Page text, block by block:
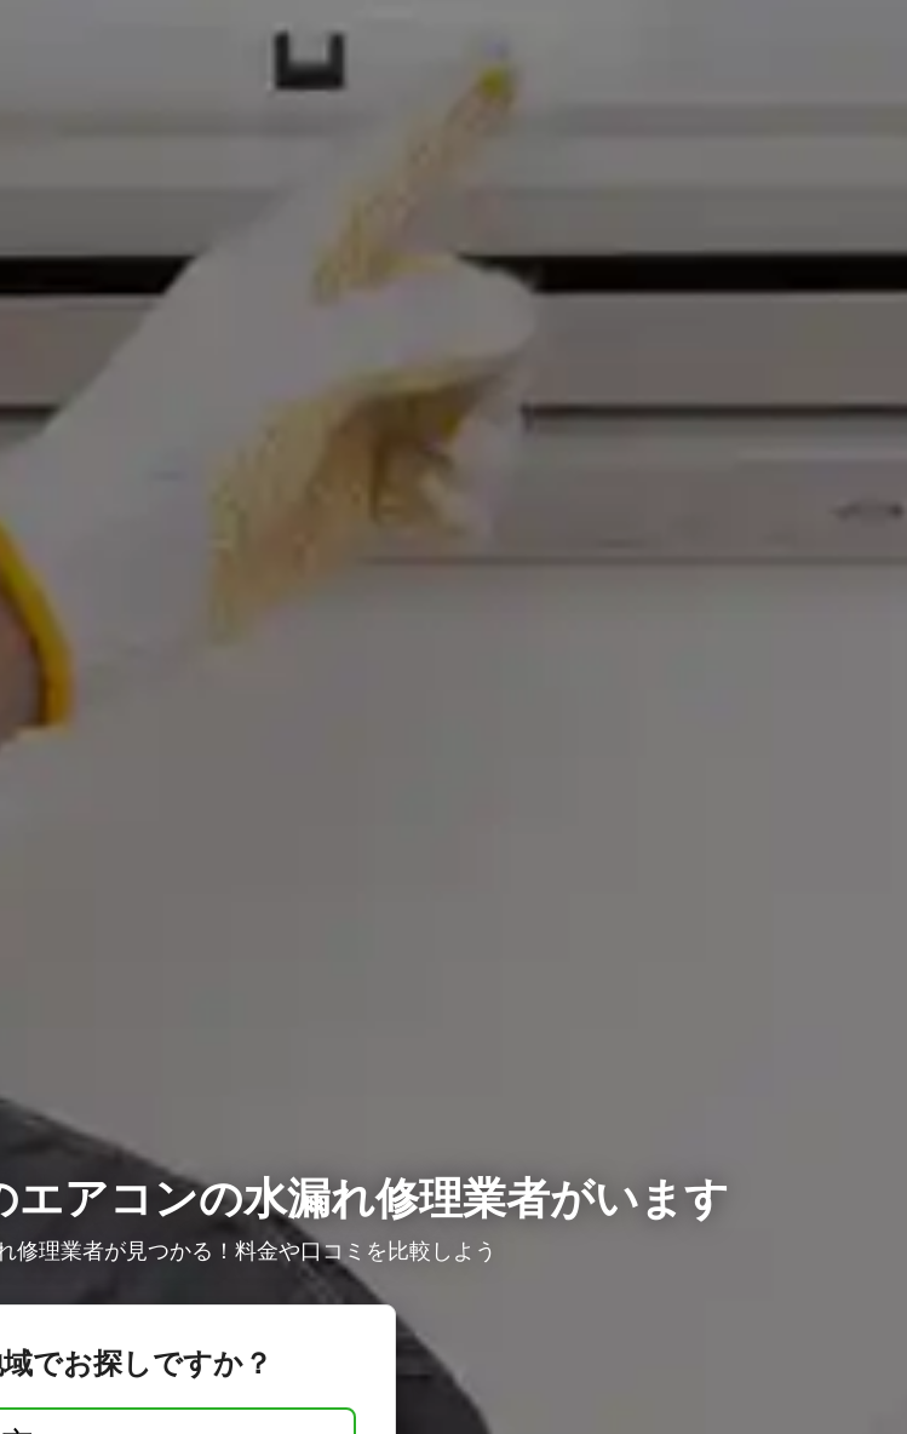
エアコンの水漏れ修理業者がいます
修理業者が見つかる！料金や口コミを比較しよう
でお探しですか？